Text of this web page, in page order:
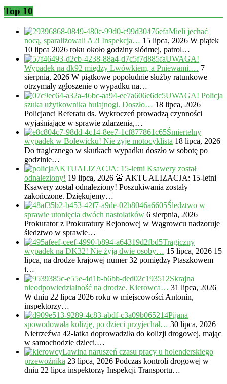
Top 10
Mieli jechać
nocą, sparaliżowali A2! Inspekcja… 15 lipca, 2026 W piątek
10 lipca 2026 roku około godziny siódmej, patrol…
UWAGA!
Wypadek na dk92 między Lwówkiem, a Pniewami.… 7
sierpnia, 2026 W piątkowe popołudnie służby ratunkowe
otrzymały zgłoszenie o wypadku na…
UWAGA! Policja
szuka użytkownika hulajnogi. Doszło… 18 lipca, 2026
Policjanci Referatu ds. Wykroczeń prowadzą czynności
wyjaśniające w sprawie zdarzenia,…
Śmiertelny
wypadek w Bolewicku! Nie żyje motocyklista 18 lipca, 2026
Do tragicznego w skutkach wypadku doszło w sobotę po
godzinie…
AKTUALIZACJA: 15-letni Ksawery został
odnaleziony! 19 lipca, 2026 🚨 AKTUALIZACJA: 15-letni
Ksawery został odnaleziony! Poszukiwania zostały
zakończone. Dziękujemy…
Śledztwo w
sprawie utonięcia dwóch nastolatków 6 sierpnia, 2026
Prokurator z Prokuratury Rejonowej w Wągrowcu nadzoruje
śledztwo w sprawie…
Tragiczny
wypadek na DK32! Nie żyją dwie osoby… 15 lipca, 2026 15
lipca, na drodze krajowej numer 32 pomiędzy Ptaszkowem
i…
Skrajna
nieodpowiedzialność na drodze. Kierowca… 31 lipca, 2026
W dniu 22 lipca 2026 roku w miejscowości Antonin,
inspektorzy…
Pijana
spowodowała kolizję, po dzieci przyjechał… 30 lipca, 2026
Nietrzeźwa 42-latka doprowadziła do kolizji drogowej, mając
w samochodzie dzieci.…
Lawina naruszeń czasu pracy u holenderskiego
przewoźnika 23 lipca, 2026 Podczas kontroli drogowej w
dniu 22 lipca inspektorzy Inspekcji Transportu…